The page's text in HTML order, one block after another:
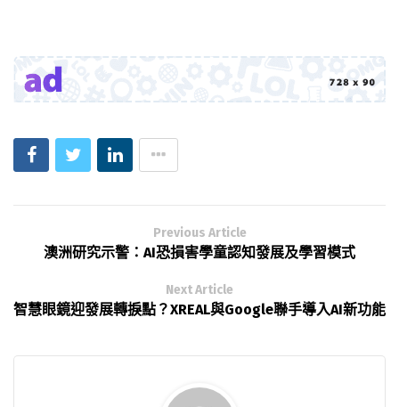
Previous Article
澳洲研究示警：AI恐損害學童認知發展及學習模式
Next Article
智慧眼鏡迎發展轉捩點？XREAL與Google聯手導入AI新功能